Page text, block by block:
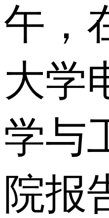
午，
大学
学与
院报